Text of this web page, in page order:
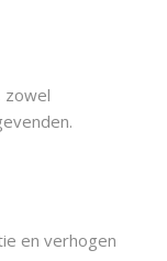
zowel
en verhogen